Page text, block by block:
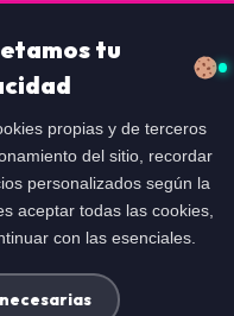
tu
propias y de terceros
del sitio, recordar
personalizados según la
aceptar todas las cookies,
con las esenciales.